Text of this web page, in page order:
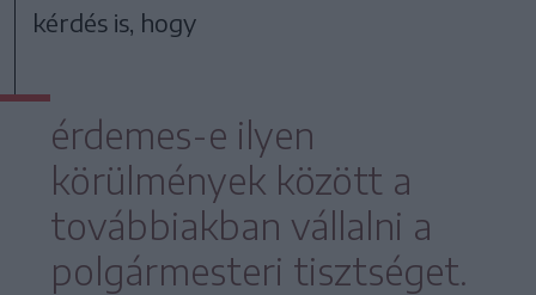
kérdés is, hogy
érdemes-e ilyen
körülmények között a
továbbiakban vállalni a
polgármesteri tisztséget.